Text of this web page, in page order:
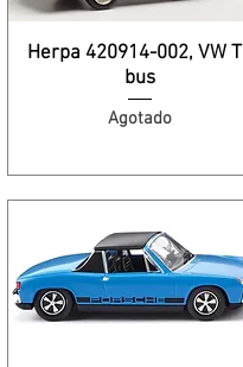
Herpa 420914-002, VW
bus
Agotado